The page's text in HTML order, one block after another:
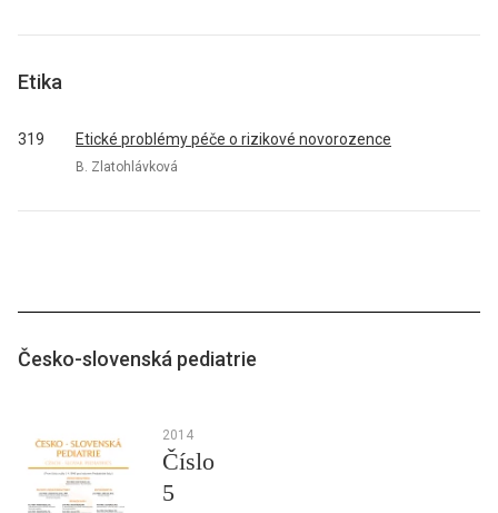
Etika
319 Etické problémy péče o rizikové novorozence
B. Zlatohlávková
Česko-slovenská pediatrie
2014
Číslo
5